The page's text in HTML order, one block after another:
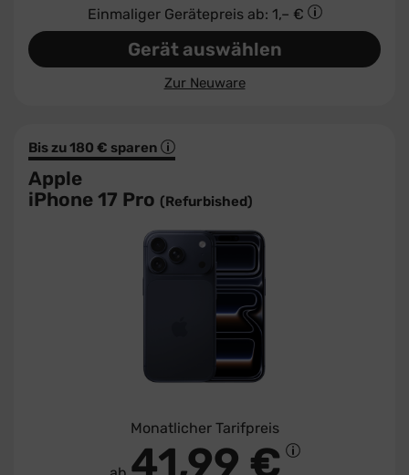
Einmaliger Gerätepreis ab: 1,– €
Gerät auswählen
Zur Neuware
Bis zu 180 € sparen
Apple
iPhone 17 Pro (Refurbished)
Monatlicher Tarifpreis
41,99 €